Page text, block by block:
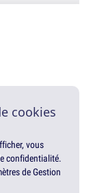
cookies
vous
confidentialité.
de Gestion